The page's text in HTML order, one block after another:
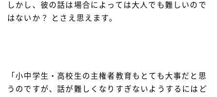
しかし、彼の話は場合によっては大人でも難しいので
はないか？ とさえ思えます。
「小中学生・高校生の主権者教育もとても大事だと思
うのですが、話が難しくなりすぎないようするにはど